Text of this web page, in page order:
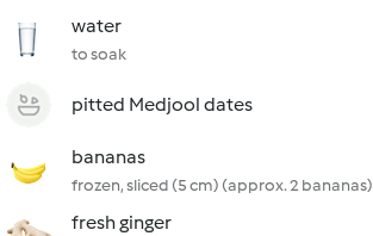
water
to soak
pitted Medjool dates
bananas
frozen, sliced (5 cm) (approx. 2 bananas)
fresh ginger